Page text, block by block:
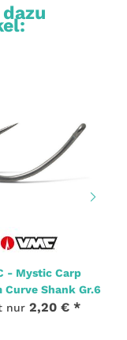
- Mystic Carp
Curve Shank Gr.6
nur 2,20 € *